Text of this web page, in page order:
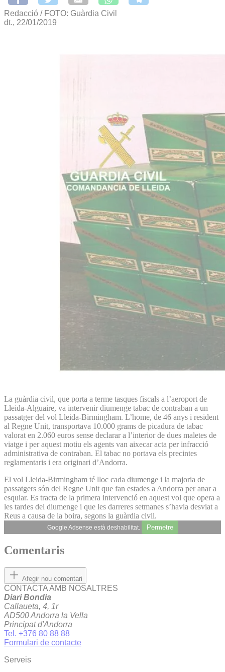
Redacció / FOTO: Guàrdia Civil
dt., 22/01/2019
La guàrdia civil, que porta a terme tasques fiscals a l’aeroport de
Lleida-Alguaire, va intervenir diumenge tabac de contraban a un
passatger del vol Lleida-Birmingham. L’home, de 46 anys i resident
al Regne Unit, transportava 10.000 grams de picadura de tabac
valorat en 2.060 euros sense declarar a l’interior de dues maletes de
viatge i per aquest motiu els agents van aixecar acta per infracció
administrativa de contraban. El tabac no portava els precintes
reglamentaris i era originari d’Andorra.
El vol Lleida-Birmingham té lloc cada diumenge i la majoria de
passatgers són del Regne Unit que fan estades a Andorra per anar a
esquiar. Es tracta de la primera intervenció en aquest vol que opera a
les tardes del diumenge i que les darreres setmanes s’havia desviat a
Reus a causa de la boira, segons la guàrdia civil.
Google Adsense està deshabilitat. Permetre
Comentaris
Afegir nou comentari
CONTACTA AMB NOSALTRES
Diari Bondia
Callaueta, 4, 1r
AD500 Andorra la Vella
Principat d'Andorra
Tel. +376 80 88 88
Formulari de contacte
Serveis